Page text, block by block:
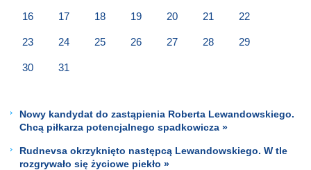
16 17 18 19 20 21 22
23 24 25 26 27 28 29
30 31
Nowy kandydat do zastąpienia Roberta Lewandowskiego.
Chcą piłkarza potencjalnego spadkowicza »
Rudnevsa okrzyknięto następcą Lewandowskiego. W tle
rozgrywało się życiowe piekło »